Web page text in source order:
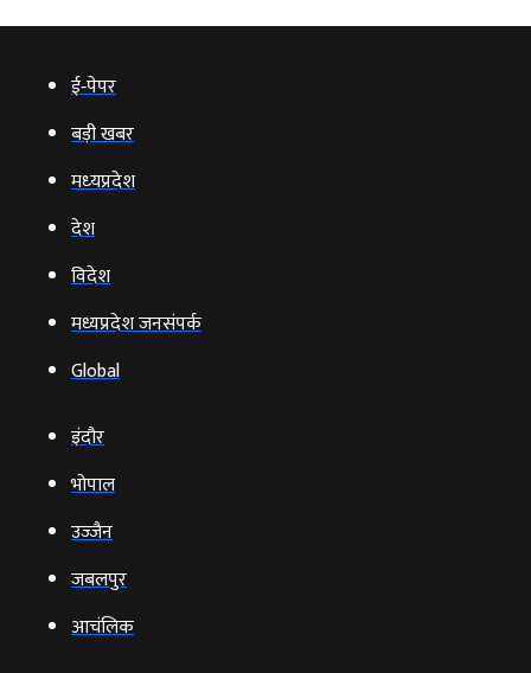
ई‑पेपर
बड़ी खबर
मध्‍यप्रदेश
देश
विदेश
मध्यप्रदेश जनसंपर्क
Global
इंदौर
भोपाल
उज्‍जैन
जबलपुर
आचंलिक